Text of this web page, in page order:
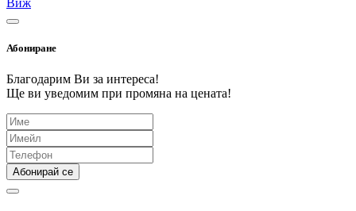
Виж
Абониране
Благодарим Ви за интереса!
Ще ви уведомим при промяна на цената!
Абонирай се